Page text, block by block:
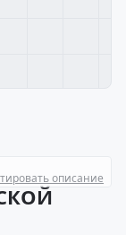
описание